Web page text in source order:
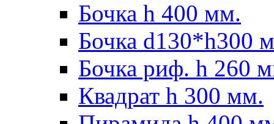
Бочка h 400 мм.
Бочка d130*h300
Бочка риф. h 260
Квадрат h 300 мм.